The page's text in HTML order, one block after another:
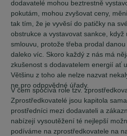
dodavatelé mohou beztrestně
pokutám, mohou zvyšovat ceny,
tak tím, že je vyvěsí do patičky na
obstrukce a vystavovat sankce, když
smlouvu, protože třeba prodal
daleko víc. Skoro každý z nás má
zkušenost s dodavatelem energií ať
Většinu z toho ale nelze nazvat
ne pro odpovědné úřady.
V čem spočívá role tzv.
Zprostředkovatelé jsou kapitola
prostředníci mezi dodavateli a
nabízejí vysoutěžení té nejlepší
podíváme na zprostředkovatele na